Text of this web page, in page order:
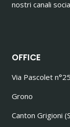
nostri canali
OFFICE
Via Pascolet
Grono
Canton Grigioni